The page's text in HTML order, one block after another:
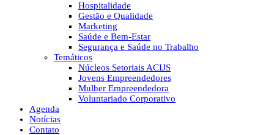
Hospitalidade
Gestão e Qualidade
Marketing
Saúde e Bem-Estar
Segurança e Saúde no Trabalho
Temáticos
Núcleos Setoriais ACIJS
Jovens Empreendedores
Mulher Empreendedora
Voluntariado Corporativo
Agenda
Notícias
Contato